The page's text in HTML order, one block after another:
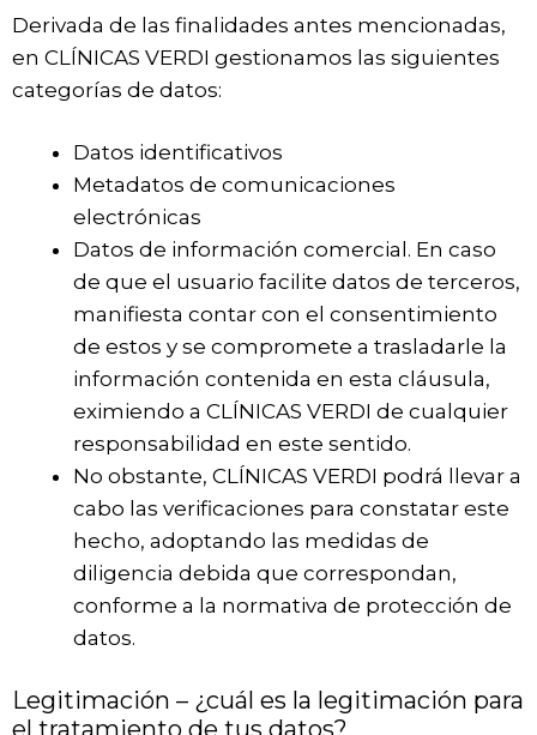
Derivada de las finalidades antes mencionadas,
en CLÍNICAS VERDI gestionamos las siguientes
categorías de datos:
Datos identificativos
Metadatos de comunicaciones
electrónicas
Datos de información comercial. En caso
de que el usuario facilite datos de terceros,
manifiesta contar con el consentimiento
de estos y se compromete a trasladarle la
información contenida en esta cláusula,
eximiendo a CLÍNICAS VERDI de cualquier
responsabilidad en este sentido.
No obstante, CLÍNICAS VERDI podrá llevar a
cabo las verificaciones para constatar este
hecho, adoptando las medidas de
diligencia debida que correspondan,
conforme a la normativa de protección de
datos.
Legitimación – ¿cuál es la legitimación para
el tratamiento de tus datos?